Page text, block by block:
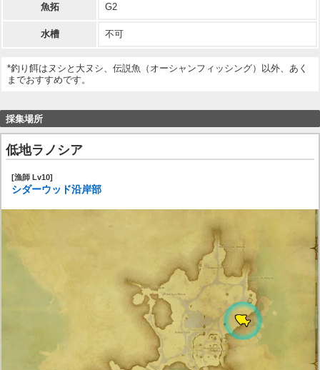
魚拓 G2
水槽 不可
*釣り餌はヌシと大ヌシ、伝説魚（オーシャンフィッシング）以外、あく
までおすすめです。
採集場所
低地ラノシア
[漁師 Lv10]
シダーウッド沿岸部